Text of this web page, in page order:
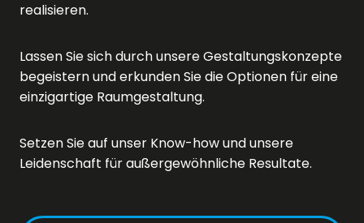
realisieren.
Lassen Sie sich durch unsere Gestaltungskonzepte
begeistern und erkunden Sie die Optionen für eine
einzigartige Raumgestaltung.
Setzen Sie auf unser Know-how und unsere
Leidenschaft für außergewöhnliche Resultate.